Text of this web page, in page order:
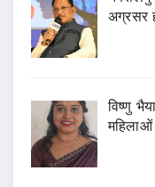
अग्रसर
विष्णु
महिलाओं